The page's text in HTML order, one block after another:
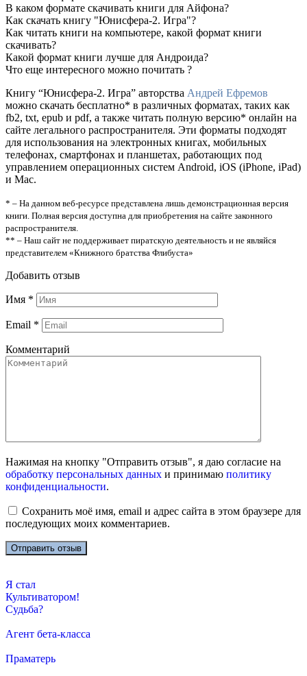
В каком формате скачивать книги для Айфона?
Как скачать книгу "Юнисфера-2. Игра"?
Как читать книги на компьютере, какой формат книги
скачивать?
Какой формат книги лучше для Андроида?
Что еще интересного можно почитать ?
Книгу “Юнисфера-2. Игра” авторства Андрей Ефремов
можно скачать бесплатно* в различных форматах, таких как
fb2, txt, epub и pdf, а также читать полную версию* онлайн на
сайте легального распространителя. Эти форматы подходят
для использования на электронных книгах, мобильных
телефонах, смартфонах и планшетах, работающих под
управлением операционных систем Android, iOS (iPhone, iPad)
и Mac.
* – На данном веб-ресурсе представлена лишь демонстрационная версия
книги. Полная версия доступна для приобретения на сайте законного
распространителя.
** – Наш сайт не поддерживает пиратскую деятельность и не являйся
представителем «Книжного братства Флибуста»
Добавить отзыв
Имя *
Email *
Комментарий
Нажимая на кнопку "Отправить отзыв", я даю согласие на
обработку персональных данных и принимаю политику
конфиденциальности.
Сохранить моё имя, email и адрес сайта в этом браузере для
последующих моих комментариев.
Я стал
Культиватором!
Судьба?
Агент бета-класса
Праматерь